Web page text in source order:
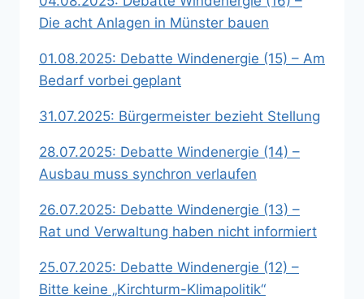
Die acht Anlagen in Münster bauen
01.08.2025: Debatte Windenergie (15) – Am
Bedarf vorbei geplant
31.07.2025: Bürgermeister bezieht Stellung
28.07.2025: Debatte Windenergie (14) –
Ausbau muss synchron verlaufen
26.07.2025: Debatte Windenergie (13) –
Rat und Verwaltung haben nicht informiert
25.07.2025: Debatte Windenergie (12) –
Bitte keine „Kirchturm-Klimapolitik“